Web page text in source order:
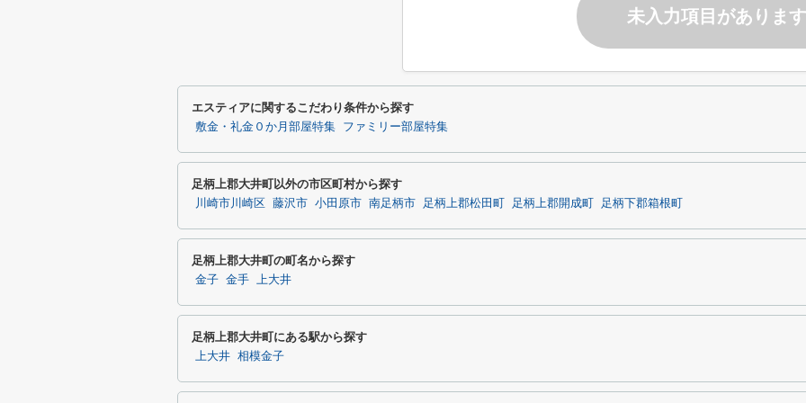
未入力項目があります
エスティアに関するこだわり条件から探す
敷金・礼金０か月部屋特集 ファミリー部屋特集
足柄上郡大井町以外の市区町村から探す
川崎市川崎区 藤沢市 小田原市 南足柄市 足柄上郡松田町 足柄上郡開成町 足柄下郡箱根町
足柄上郡大井町の町名から探す
金子 金手 上大井
足柄上郡大井町にある駅から探す
上大井 相模金子